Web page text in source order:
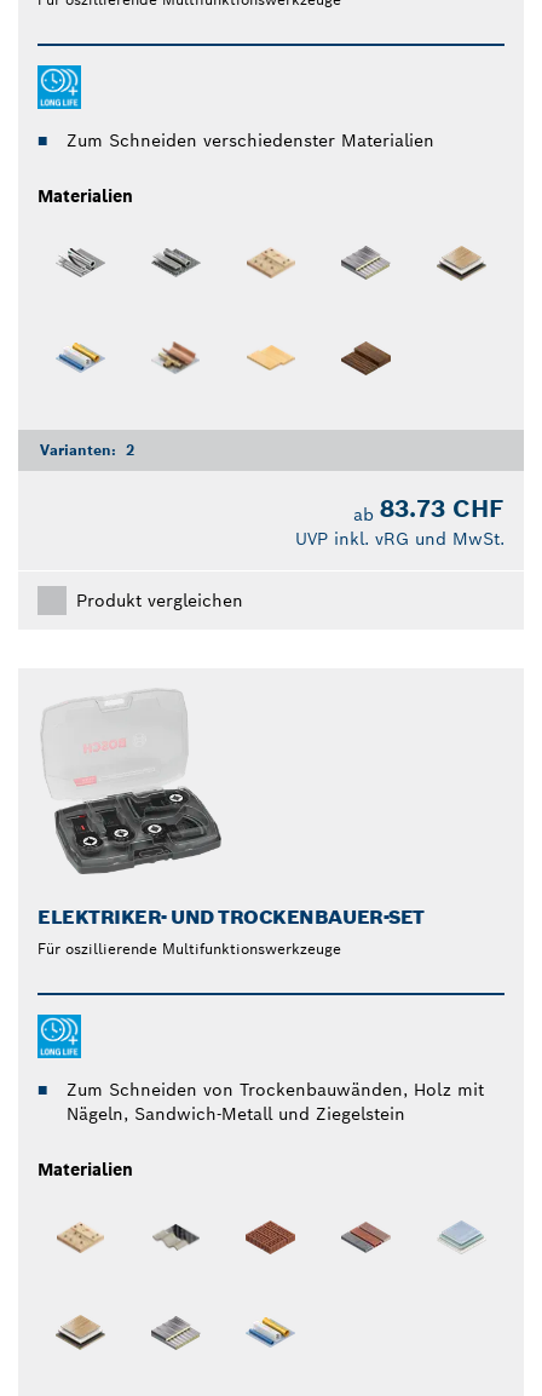
Zum Schneiden verschiedenster Materialien
Materialien
Varianten: 2
ab 83.73 CHF
UVP inkl. vRG und MwSt.
Produkt vergleichen
ELEKTRIKER- UND TROCKENBAUER-SET
Für oszillierende Multifunktionswerkzeuge
Zum Schneiden von Trockenbauwänden, Holz mit
Nägeln, Sandwich-Metall und Ziegelstein
Materialien